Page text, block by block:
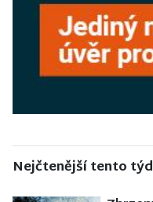
Nejčtenější tento